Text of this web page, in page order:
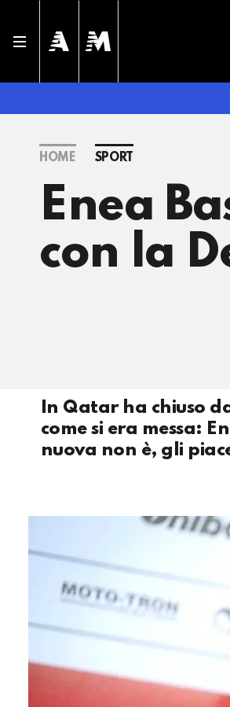
HOME SPORT
Enea
con la
In Qatar ha chiuso
come si era messa:
nuova non è, gli